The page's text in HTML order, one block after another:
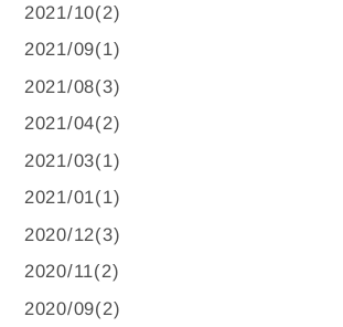
2021/10(2)
2021/09(1)
2021/08(3)
2021/04(2)
2021/03(1)
2021/01(1)
2020/12(3)
2020/11(2)
2020/09(2)